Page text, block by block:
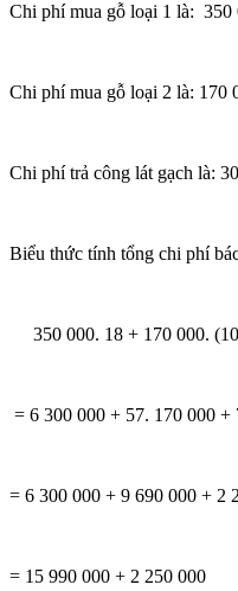
Chi phí mua gỗ loại 1 là: 350
Chi phí mua gỗ loại 2 là: 170
Chi phí trả công lát gạch là:
Biểu thức tính tổng chi phí
350 000. 18 + 170 000.
= 6 300 000 + 57. 170 000 +
= 6 300 000 + 9 690 000 + 2
= 15 990 000 + 2 250 000